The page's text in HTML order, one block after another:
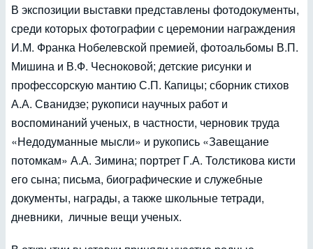
В экспозиции выставки представлены фотодокументы,
среди которых фотографии с церемонии награждения
И.М. Франка Нобелевской премией, фотоальбомы В.П.
Мишина и В.Ф. Чесноковой; детские рисунки и
профессорскую мантию С.П. Капицы; сборник стихов
А.А. Сванидзе; рукописи научных работ и
воспоминаний ученых, в частности, черновик труда
«Недодуманные мысли» и рукопись «Завещание
потомкам» А.А. Зимина; портрет Г.А. Толстикова кисти
его сына; письма, биографические и служебные
документы, награды, а также школьные тетради,
дневники, личные вещи ученых.